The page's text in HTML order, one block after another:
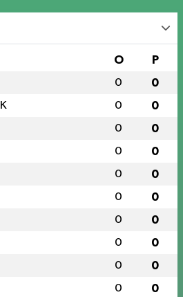
O P
0 0
0 0
0 0
0 0
0 0
0 0
0 0
0 0
0 0
0 0